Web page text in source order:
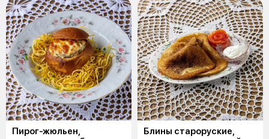
Пирог-жюльен,
Блины староруские,